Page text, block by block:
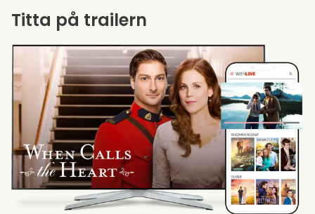
Titta på trailern